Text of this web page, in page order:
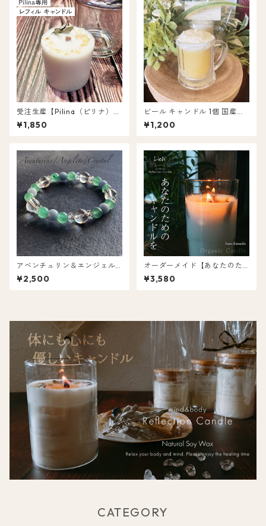
受注生産【Pilina（ピリナ）】
専用レフィル ソイ キャンドル
セージ＆パロサント 浄化 キャ
¥1,850
ビール キャンドル 1個 国産蜜
蝋（みつろう）×ソイワックス
L041
¥1,200
アベンチュリン＆エンジェル
ライト＆水晶ブレスレット 15c
m（LABENCR）
¥2,500
オーダーメイド【あなたのた
めのキャンドル】容器から材
料まで選んで自分だけのキャ
¥3,580
CATEGORY